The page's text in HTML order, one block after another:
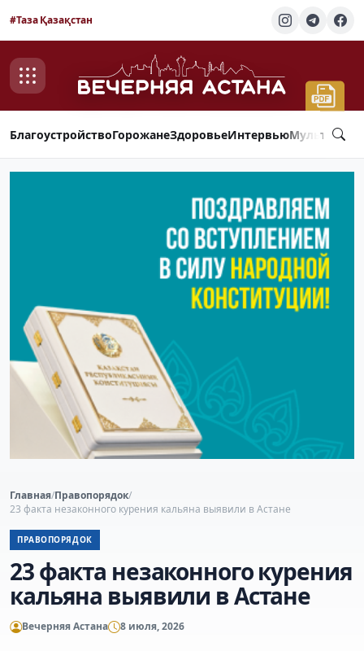
#Таза Қазақстан
БлагоустройствоГорожанеЗдоровьеИнтервью
Главная/Правопорядок/
23 факта незаконного курения кальяна выявили в Астане
ПРАВОПОРЯДОК
23 факта незаконного курения
кальяна выявили в Астане
Вечерняя Астана 8 июля, 2026